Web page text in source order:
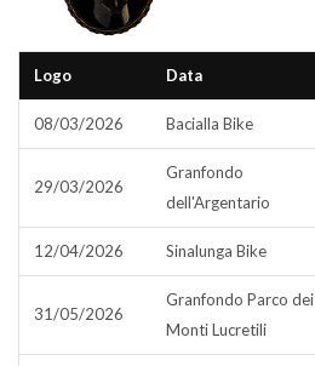
Logo Data
08/03/2026 Bacialla Bike
29/03/2026
Granfondo
dell'Argentario
12/04/2026 Sinalunga Bike
31/05/2026
Granfondo Parco dei
Monti Lucretili